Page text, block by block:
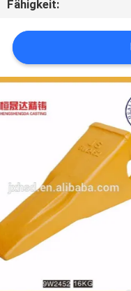
MIT
UNS
VERBINDUNG
FORDERN
SIE
EIN
ZITAT
SITEMAP
Fähigkeit: